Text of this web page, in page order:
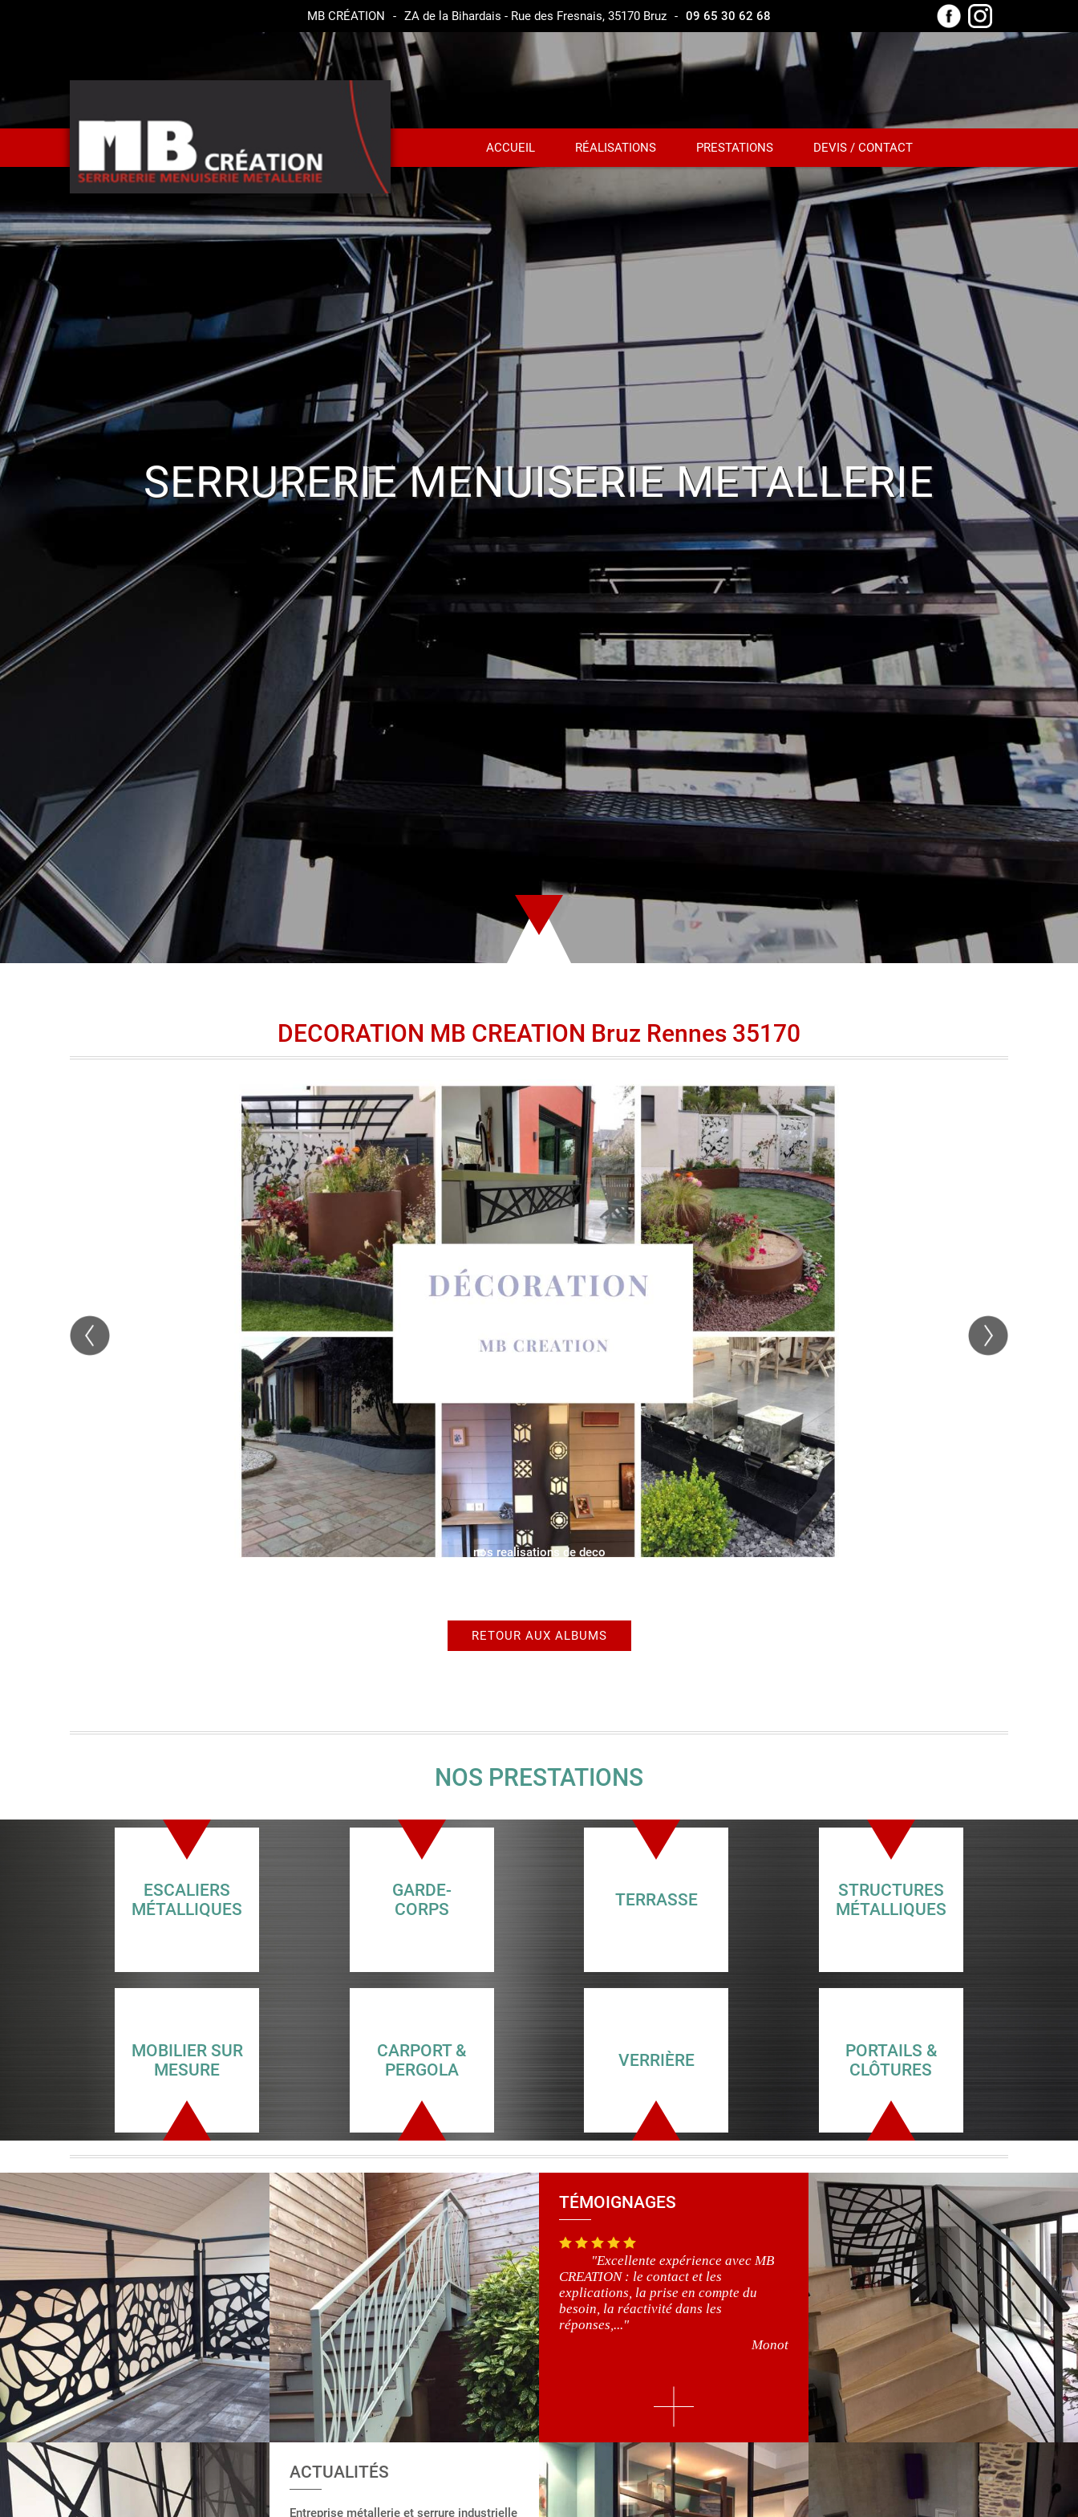
MB CRÉATION - ZA de la Bihardais - Rue des Fresnais, 35170 Bruz - 09 65 30 62 68
ACCUEIL RÉALISATIONS PRESTATIONS DEVIS / CONTACT
SERRURERIE MENUISERIE METALLERIE
DECORATION MB CREATION Bruz Rennes 35170
nos realisations de deco
RETOUR AUX ALBUMS
NOS PRESTATIONS
ESCALIERS
MÉTALLIQUES
GARDE-
CORPS
TERRASSE
STRUCTURES
MÉTALLIQUES
MOBILIER SUR
MESURE
CARPORT &
PERGOLA
VERRIÈRE
PORTAILS &
CLÔTURES
TÉMOIGNAGES
"Excellente expérience avec MB
CREATION : le contact et les
explications, la prise en compte du
besoin, la réactivité dans les
réponses,..."
Monot
ACTUALITÉS
VOS PROJETS 2023